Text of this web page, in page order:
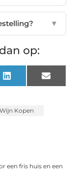
▼
op:
LinkedIn Email
Kopen
een fris huis en een